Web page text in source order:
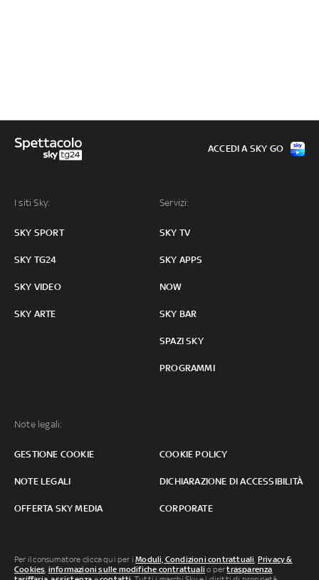
I siti Sky:
SKY SPORT
SKY TG24
SKY VIDEO
SKY ARTE
Servizi:
SKY TV
SKY APPS
NOW
SKY BAR
SPAZI SKY
PROGRAMMI
Note legali:
GESTIONE COOKIE COOKIE POLICY
NOTE LEGALI DICHIARAZIONE DI ACCESSIBILITÀ
OFFERTA SKY MEDIA CORPORATE
ACCEDI A SKY GO
Per il consumatore clicca qui per iModuli, Condizioni contrattuali, Privacy &
Cookies, informazioni sulle modifiche contrattuali o pertrasparenza